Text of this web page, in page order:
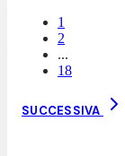
1
2
...
18
SUCCESSIVA